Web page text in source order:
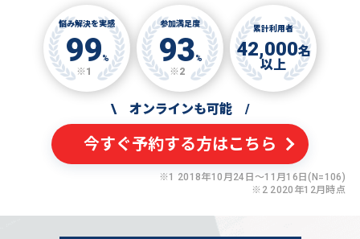
悩み解決を実感
99%
※1
参加満足度
93%
※2
累計利用者
42,000名
以上
\ オンラインも可能 /
今すぐ予約する方はこちら
※1 2018年10月24日〜11月16日(N=106)
※2 2020年12月時点